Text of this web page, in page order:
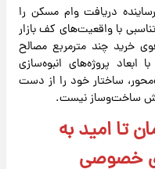
دریافت وام مسکن را
با واقعیت‌های کف بازار
خرید چند مترمربع مصالح
پروژه‌های انبوه‌سازی
ساختار خود را از دست
ساخت‌وساز نیست.
تا امید به
خصوصی